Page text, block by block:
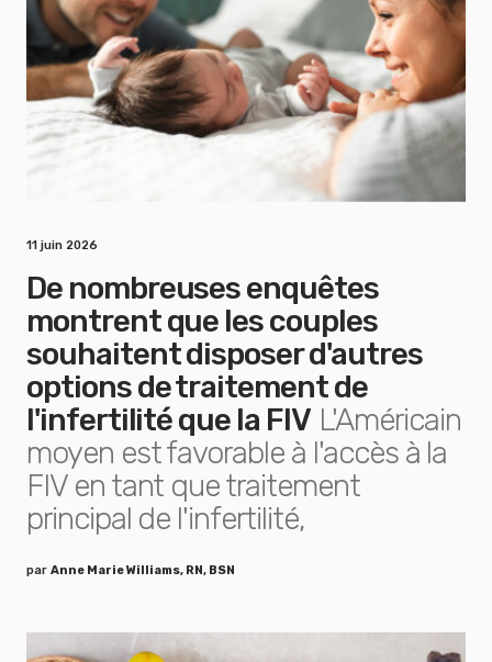
11 juin 2026
De nombreuses enquêtes
montrent que les couples
souhaitent disposer d'autres
options de traitement de
l'infertilité que la FIV L'Américain
moyen est favorable à l'accès à la
FIV en tant que traitement
principal de l'infertilité,
par Anne Marie Williams, RN, BSN